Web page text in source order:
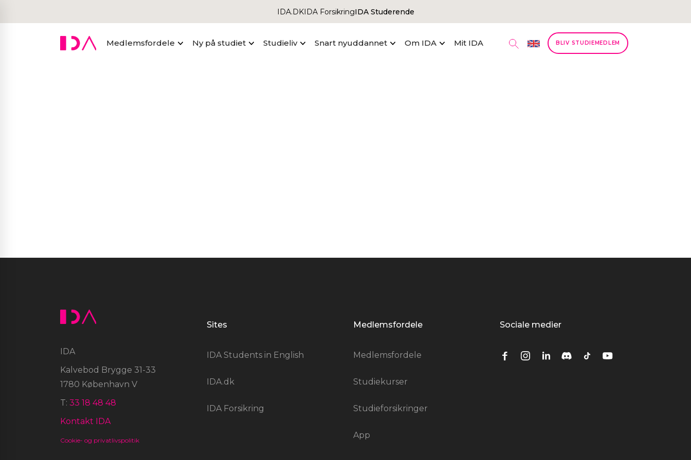
IDA.DKIDA ForsikringIDA Studerende
BLIV STUDIEMEDLEM
Medlemsfordele Ny på studiet Studieliv Snart nyuddannet Om IDA Mit IDA
IDA
Kalvebod Brygge 31-33
1780 København V
T: 33 18 48 48
Kontakt IDA
Cookie- og privatlivspolitik
Sites
IDA Students in English
IDA.dk
IDA Forsikring
Medlemsfordele
Medlemsfordele
Studiekurser
Studieforsikringer
App
Sociale medier